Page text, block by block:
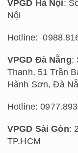
VPGD Hà Nội:
Nội
Hotline:
VPGD Đà Nẵng:
Thanh, 51 Trần
Hành Sơn, Đà
Hotline:
VPGD Sài Gòn:
TP.HCM